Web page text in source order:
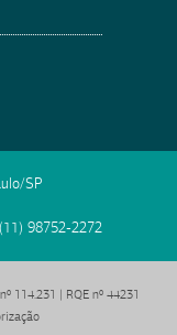
/SP
(11) 98752-2272
114.231 | RQE nº 44231